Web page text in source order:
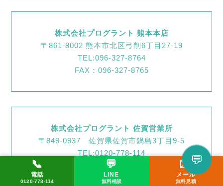
株式会社プログラント 熊本本店
〒861-8002 熊本市北区弓削6丁目27-19
TEL:096-327-8764
FAX：096-327-8765
株式会社プログラント 佐賀営業所
〒849-0937 佐賀県佐賀市鍋島3丁目9-5
TEL:0120-778-114
LINEで相談してみる
📞 0120-778-114 ✉️ メール 💬 LINE
📞
電話
0120-778-114
💬
LINE
無料相談
✉️
メール
無料見積
💬